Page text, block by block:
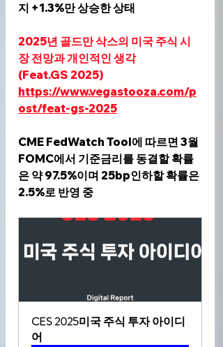
지 +1.3%만 상승한 상태
2025년 골드만 삭스의 미국 주식 시
장 전망과 개인적인 생각
(Feat.GS 2025)
https://www.vegastooza.com/p
ost/feat-gs-2025
CME FedWatch Tool에 따르면 3월
FOMC에서 기준금리를 동결할 확률
은 약 97.5%이며 25bp인하할 확률은
2.5%로 반영 중
CES 2025미국 주식 투자 아이디
어